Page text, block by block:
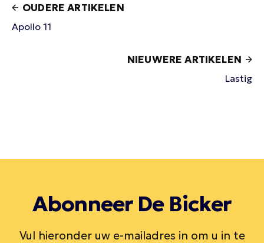
OUDERE ARTIKELEN
Apollo 11
NIEUWERE ARTIKELEN
Lastig
Abonneer De Bicker
Vul hieronder uw e-mailadres in om u in te